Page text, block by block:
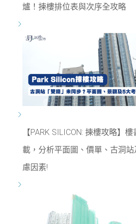
爐！揀樓排位表與次序全攻略
【PARK SILICON: 揀樓攻略】樓
載，分析平面圖、價單、古洞站
慮因素!